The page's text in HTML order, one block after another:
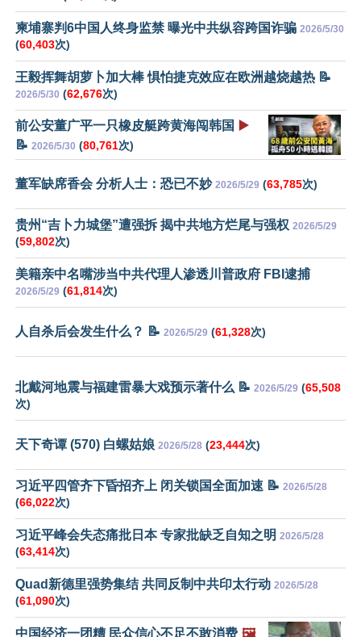
柬埔寨判6中国人终身监禁 曝光中共纵容跨国诈骗 2026/5/30
(60,403次)
王毅挥舞胡萝卜加大棒 惧怕捷克效应在欧洲越烧越热 📝
2026/5/30 (62,676次)
前公安董广平一只橡皮艇跨黄海闯韩国 ▶️
📝 2026/5/30 (80,761次)
董军缺席香会 分析人士：恐已不妙 2026/5/29 (63,785次)
贵州“吉卜力城堡”遭强拆 揭中共地方烂尾与强权 2026/5/29
(59,802次)
美籍亲中名嘴涉当中共代理人渗透川普政府 FBI逮捕
2026/5/29 (61,814次)
人自杀后会发生什么？ 📝 2026/5/29 (61,328次)
北戴河地震与福建雷暴大戏预示著什么 📝 2026/5/29 (65,508
次)
天下奇谭 (570) 白螺姑娘 2026/5/28 (23,444次)
习近平四管齐下昏招齐上 闭关锁国全面加速 📝 2026/5/28
(66,022次)
习近平峰会失态痛批日本 专家批缺乏自知之明 2026/5/28
(63,414次)
Quad新德里强势集结 共同反制中共印太行动 2026/5/28
(61,090次)
中国经济一团糟 民众信心不足不敢消费 🖼️